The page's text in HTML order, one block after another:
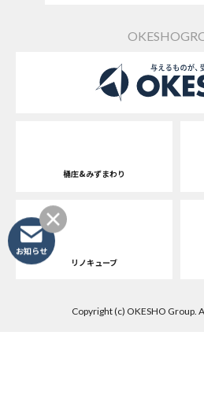
桶庄&みずまわり
リノキューブ
Copyright (c) OKESHO Group.
お知らせ